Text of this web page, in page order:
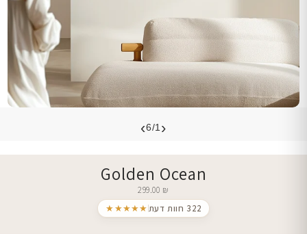
‹
6/1
›
Golden Ocean
299.00 ₪
★★★★★
322 חוות דעת